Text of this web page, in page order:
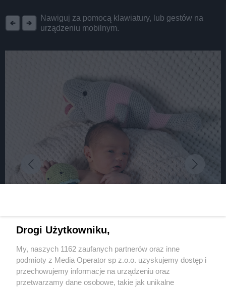
Nawiguj za pomocą klawiatury, lub gestów na
urządzeniu mobilnym.
Wydawca mediów lokalnych
Drogi Użytkowniku,
My, naszych 1162 zaufanych partnerów oraz inne
podmioty z Media Operator sp z.o.o. uzyskujemy dostęp i
przechowujemy informacje na urządzeniu oraz
przetwarzamy dane osobowe, takie jak unikalne